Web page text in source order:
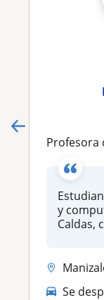
Profesora de
y
Caldas,
Se